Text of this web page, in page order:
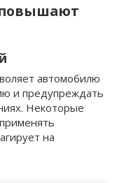
автомобилю
и предупреждать
Некоторые
на